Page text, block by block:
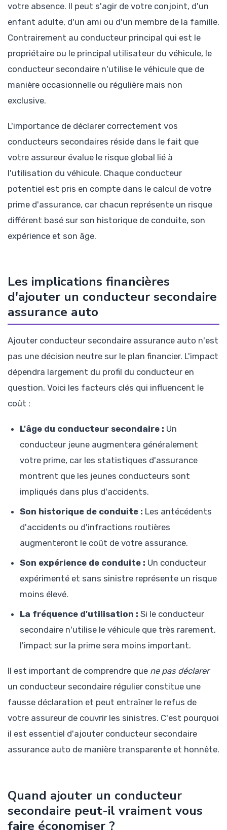
votre absence. Il peut s'agir de votre conjoint, d'un
enfant adulte, d'un ami ou d'un membre de la famille.
Contrairement au conducteur principal qui est le
propriétaire ou le principal utilisateur du véhicule, le
conducteur secondaire n'utilise le véhicule que de
manière occasionnelle ou régulière mais non
exclusive.
L'importance de déclarer correctement vos
conducteurs secondaires réside dans le fait que
votre assureur évalue le risque global lié à
l'utilisation du véhicule. Chaque conducteur
potentiel est pris en compte dans le calcul de votre
prime d'assurance, car chacun représente un risque
différent basé sur son historique de conduite, son
expérience et son âge.
Les implications financières
d'ajouter un conducteur secondaire
assurance auto
Ajouter conducteur secondaire assurance auto n'est
pas une décision neutre sur le plan financier. L'impact
dépendra largement du profil du conducteur en
question. Voici les facteurs clés qui influencent le
coût :
L'âge du conducteur secondaire : Un
conducteur jeune augmentera généralement
votre prime, car les statistiques d'assurance
montrent que les jeunes conducteurs sont
impliqués dans plus d'accidents.
Son historique de conduite : Les antécédents
d'accidents ou d'infractions routières
augmenteront le coût de votre assurance.
Son expérience de conduite : Un conducteur
expérimenté et sans sinistre représente un risque
moins élevé.
La fréquence d'utilisation : Si le conducteur
secondaire n'utilise le véhicule que très rarement,
l'impact sur la prime sera moins important.
Il est important de comprendre que ne pas déclarer
un conducteur secondaire régulier constitue une
fausse déclaration et peut entraîner le refus de
votre assureur de couvrir les sinistres. C'est pourquoi
il est essentiel d'ajouter conducteur secondaire
assurance auto de manière transparente et honnête.
Quand ajouter un conducteur
secondaire peut-il vraiment vous
faire économiser ?